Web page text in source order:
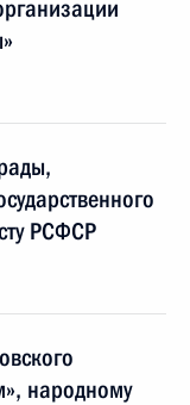
РСФСР
народному